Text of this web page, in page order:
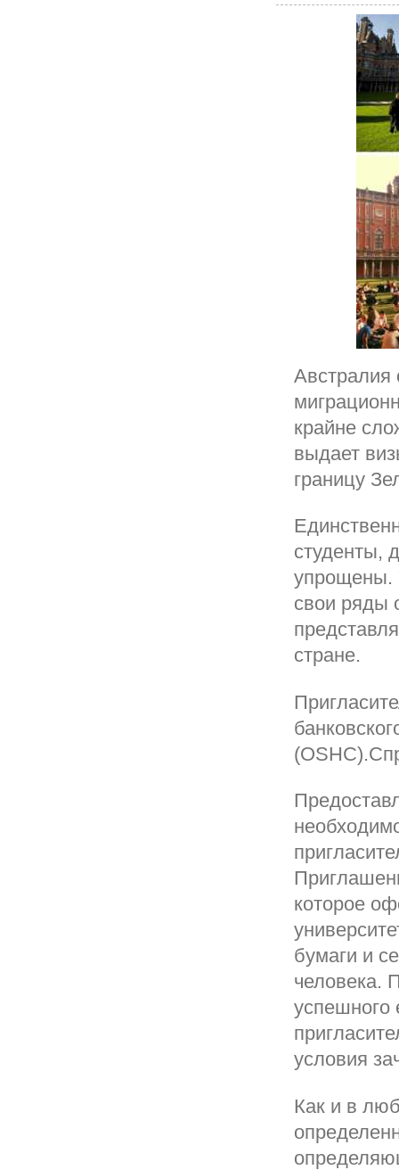
Австралия
крайне
выдает
границу
студенты,
упрощены.
свои ряды
стране.
которое
бумаги и
человека.
успешного
условия
Как и в